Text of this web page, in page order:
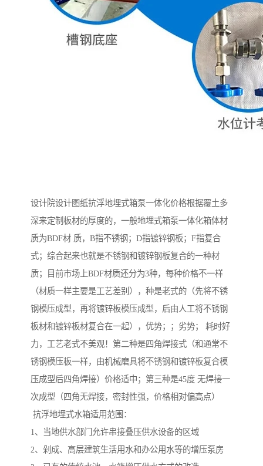
设计院设计图纸抗浮地埋式箱泵一体化价格根据覆土多
深来定制板材的厚度的，一般地埋式箱泵一体化箱体材
质为BDF材 质，B指不锈钢；D指镀锌钢板；F指复合
式；综合起来也就是不锈钢和镀锌钢板复合的一种材
质；目前市场上BDF材质还分为3种，每种价格不一样
（材质一样主要是工艺差别），种是老式的（先将不锈
钢模压成型，再将镀锌板模压成型，后由人工将不锈钢
板材和镀锌板材复合在一起），优势；；劣势； 耗时好
力，工艺老式不美观！第二种是四角焊接式（和通常不
锈钢模压板一样，由机械磨具将不锈钢和镀锌板复合模
压成型后四角焊接）价格适中；第三种是45度 无焊接一
次成型（四角无焊接，密封性强，价格相对偏高点）
抗浮地埋式水箱适用范围：
1、当地供水部门允许串接叠压供水设备的区域
2、剁成、高层建筑生活用水和办公用水等的增压泵房